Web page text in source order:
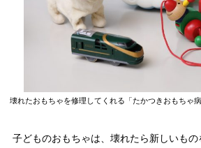
壊れたおもちゃを修理してくれる「たかつきおもちゃ病
子どものおもちゃは、壊れたら新しいも